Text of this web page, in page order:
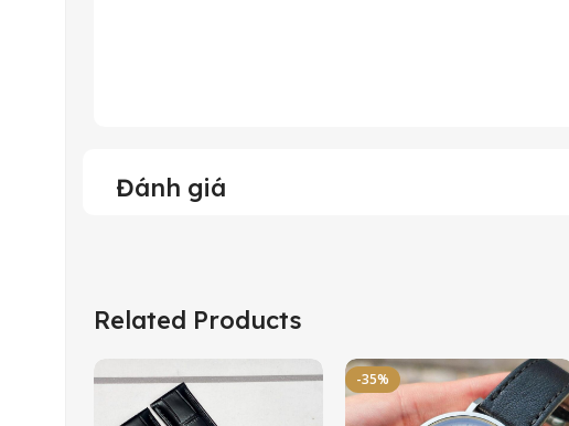
Đánh giá
Related Products
-35%